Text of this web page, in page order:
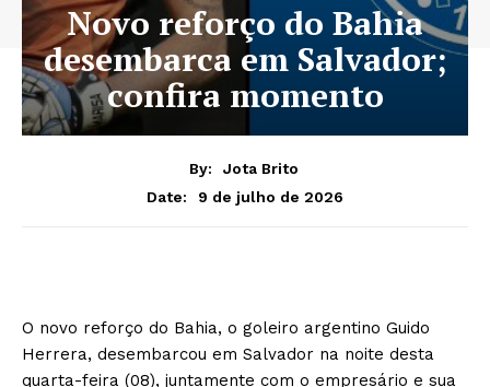
Novo reforço do Bahia
desembarca em Salvador;
confira momento
By:
Jota Brito
Date:
9 de julho de 2026
O novo reforço do Bahia, o goleiro argentino Guido
Herrera, desembarcou em Salvador na noite desta
quarta-feira (08), juntamente com o empresário e sua